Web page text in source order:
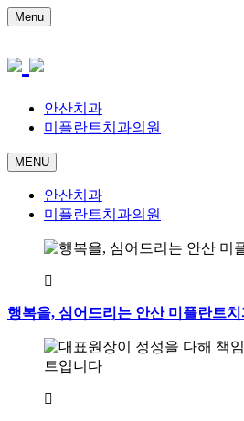
Menu
안산치과
미플란트치과의원
MENU
안산치과
미플란트치과의원
행복을, 심어드리는 안산 미플란트